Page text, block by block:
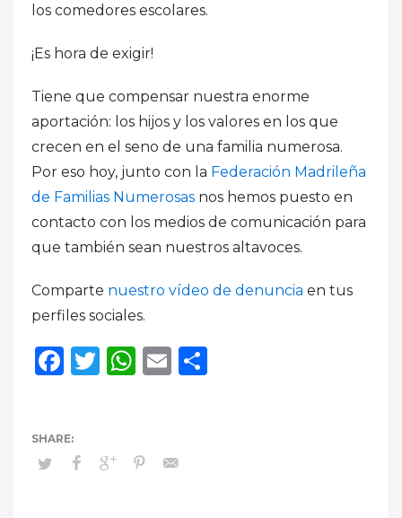
los comedores escolares.
¡Es hora de exigir!
Tiene que compensar nuestra enorme
aportación: los hijos y los valores en los que
crecen en el seno de una familia numerosa.
Por eso hoy, junto con la Federación Madrileña
de Familias Numerosas nos hemos puesto en
contacto con los medios de comunicación para
que también sean nuestros altavoces.
Comparte nuestro vídeo de denuncia en tus
perfiles sociales.
Facebook
Twitter
WhatsApp
Email